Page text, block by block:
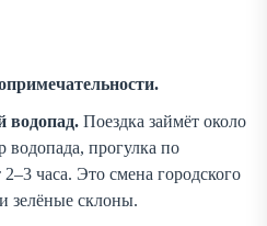
водопад. Поездка займёт около
водопада, прогулка по
часа. Это смена городского
зелёные склоны.